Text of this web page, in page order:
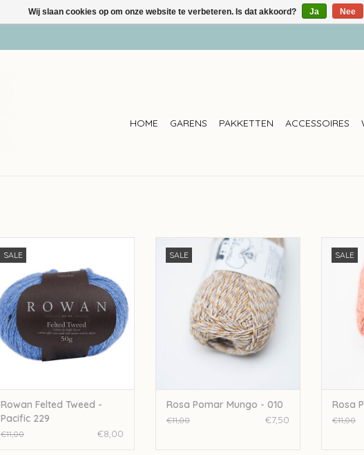
HOME GARENS PAKKETTEN ACCESSOIRES
SALE
TOEVOEGEN AAN WINKELWAGEN
Rowan Felted Tweed -
Pacific 229
€11,00 €8,00
SALE
Rosapomar Rosa Pomar Mungo -
010
TOEVOEGEN AAN WINKELWAGEN
Rosa Pomar Mungo - 010
€11,00 €7,50
SALE
Rosa
€11,00
Wij slaan cookies op om onze website te verbeteren. Is dat akkoord? Ja Nee